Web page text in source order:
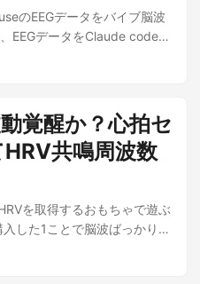
のEEGデータをバイブ脳波
EEGデータをClaude codeを
覚醒か？心拍セ
共鳴周波数
を取得するおもちゃで遊ぶ
した1ことで脳波ばっかり計